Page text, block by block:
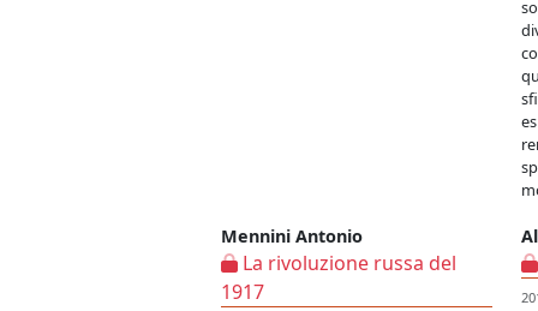
Mennini Antonio
La rivoluzione russa del
1917